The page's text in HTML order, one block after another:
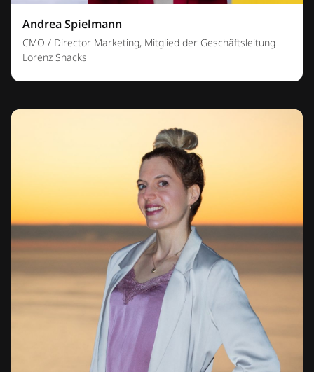
Andrea Spielmann
CMO / Director Marketing, Mitglied der Geschäftsleitung
Lorenz Snacks